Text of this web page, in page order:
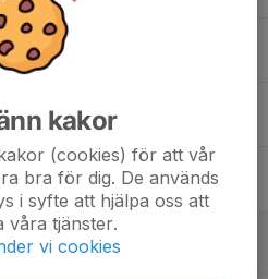
kakor
(cookies) för att vår
bra för dig. De används
i syfte att hjälpa oss att
våra tjänster.
vi cookies